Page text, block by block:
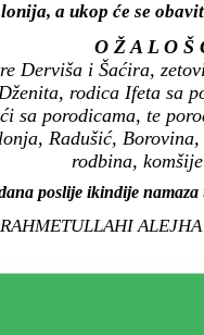
a ukop će se
O Ž A L O Š
Derviša i Šaćira,
rodica Ifeta sa
sa porodicama, te
Radušić,
rodbina,
poslije ikindije
RAHMETULLAHI